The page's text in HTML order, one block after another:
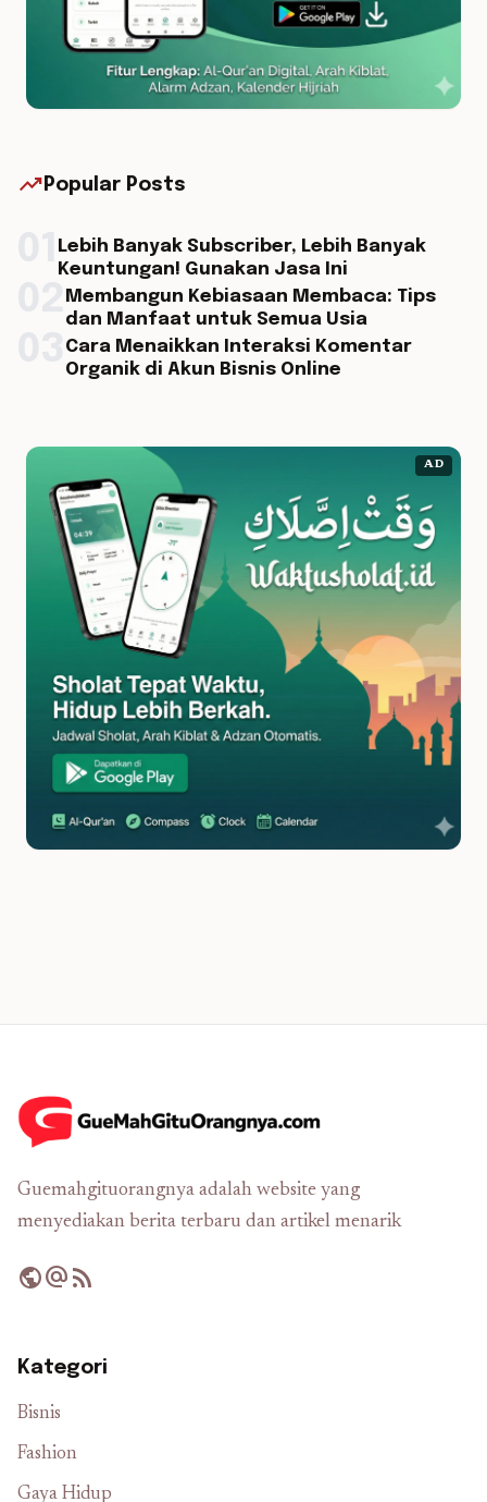
trending_up Popular Posts
Lebih Banyak Subscriber, Lebih Banyak
Keuntungan! Gunakan Jasa Ini
Membangun Kebiasaan Membaca: Tips
dan Manfaat untuk Semua Usia
Cara Menaikkan Interaksi Komentar
Organik di Akun Bisnis Online
AD
Guemahgituorangnya adalah website yang
menyediakan berita terbaru dan artikel menarik
publicalternate_emailrss_feed
Kategori
Bisnis
Fashion
Gaya Hidup